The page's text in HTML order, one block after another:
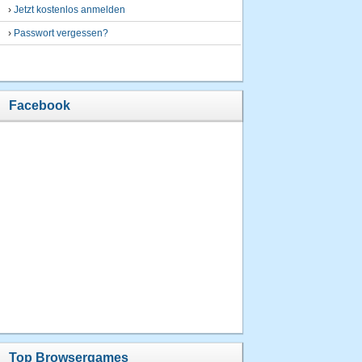
› Jetzt kostenlos anmelden
› Passwort vergessen?
Facebook
Top Browsergames